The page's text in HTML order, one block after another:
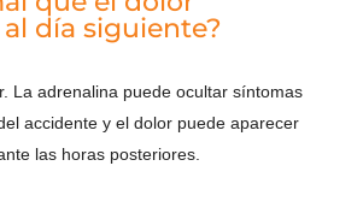
día siguiente?
La adrenalina puede ocultar síntomas
accidente y el dolor puede aparecer
las horas posteriores.